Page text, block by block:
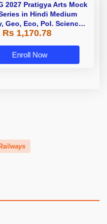
2027 Pratigya Arts Mock
in Hindi Medium
Geo, Eco, Pol. Science,
& Hindi) By Adda 247
Rs 1,170.78
Enroll Now